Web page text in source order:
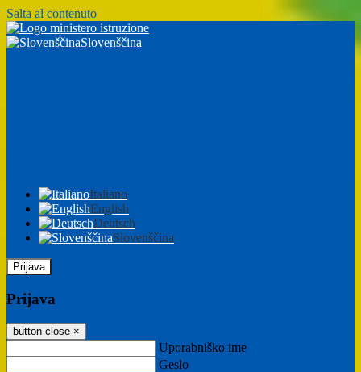
Salta al contenuto
Slovenščina
Italiano
English
Deutsch
Slovenščina
Prijava
Prijava
button close ×
Uporabniško ime
Geslo